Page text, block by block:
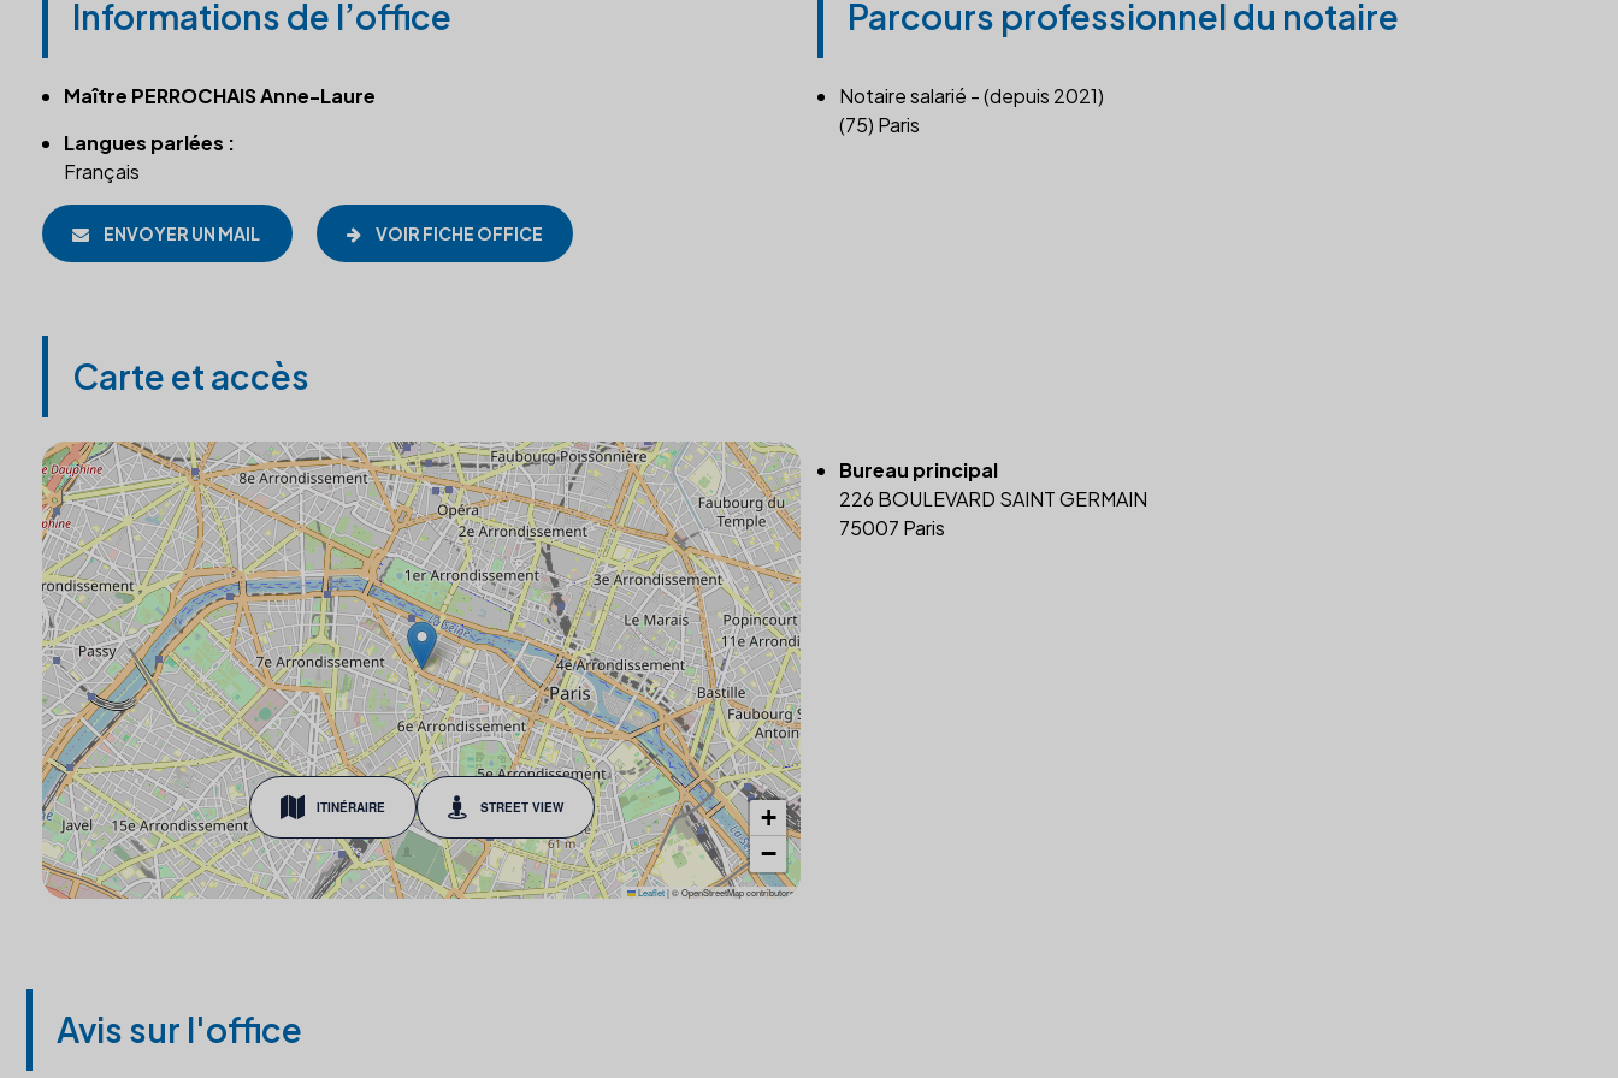
Informations de l’office
Maître PERROCHAIS Anne-Laure
Langues parlées :
Français
ENVOYER UN MAIL VOIR FICHE OFFICE
Parcours professionnel du notaire
Notaire salarié - (depuis 2021)
(75) Paris
Carte et accès
ITINÉRAIRE STREET VIEW
+
−
Leaflet |© OpenStreetMap contributors
Bureau principal
226 BOULEVARD SAINT GERMAIN
75007 Paris
Avis sur l'office